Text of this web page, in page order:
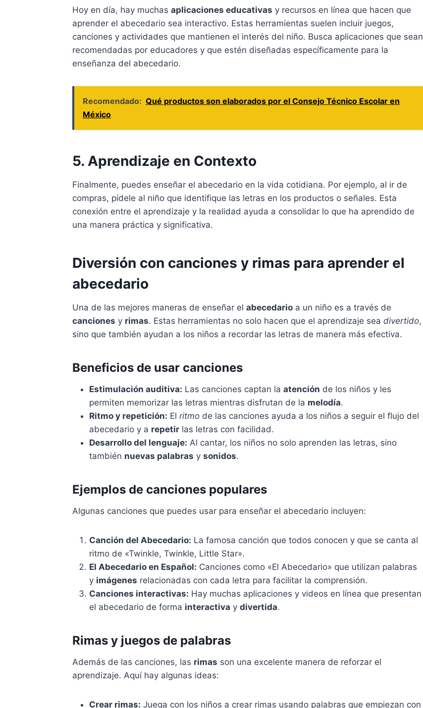
Hoy en día, hay muchas aplicaciones educativas y recursos en línea que hacen que
aprender el abecedario sea interactivo. Estas herramientas suelen incluir juegos,
canciones y actividades que mantienen el interés del niño. Busca aplicaciones que sean
recomendadas por educadores y que estén diseñadas específicamente para la
enseñanza del abecedario.
Recomendado: Qué productos son elaborados por el Consejo Técnico Escolar en
México
5. Aprendizaje en Contexto
Finalmente, puedes enseñar el abecedario en la vida cotidiana. Por ejemplo, al ir de
compras, pídele al niño que identifique las letras en los productos o señales. Esta
conexión entre el aprendizaje y la realidad ayuda a consolidar lo que ha aprendido de
una manera práctica y significativa.
Diversión con canciones y rimas para aprender el
abecedario
Una de las mejores maneras de enseñar el abecedario a un niño es a través de
canciones y rimas. Estas herramientas no solo hacen que el aprendizaje sea divertido,
sino que también ayudan a los niños a recordar las letras de manera más efectiva.
Beneficios de usar canciones
Estimulación auditiva: Las canciones captan la atención de los niños y les
permiten memorizar las letras mientras disfrutan de la melodía.
Ritmo y repetición: El ritmo de las canciones ayuda a los niños a seguir el flujo del
abecedario y a repetir las letras con facilidad.
Desarrollo del lenguaje: Al cantar, los niños no solo aprenden las letras, sino
también nuevas palabras y sonidos.
Ejemplos de canciones populares
Algunas canciones que puedes usar para enseñar el abecedario incluyen:
Canción del Abecedario: La famosa canción que todos conocen y que se canta al
ritmo de «Twinkle, Twinkle, Little Star».
El Abecedario en Español: Canciones como «El Abecedario» que utilizan palabras
y imágenes relacionadas con cada letra para facilitar la comprensión.
Canciones interactivas: Hay muchas aplicaciones y videos en línea que presentan
el abecedario de forma interactiva y divertida.
Rimas y juegos de palabras
Además de las canciones, las rimas son una excelente manera de reforzar el
aprendizaje. Aquí hay algunas ideas:
Crear rimas: Juega con los niños a crear rimas usando palabras que empiezan con